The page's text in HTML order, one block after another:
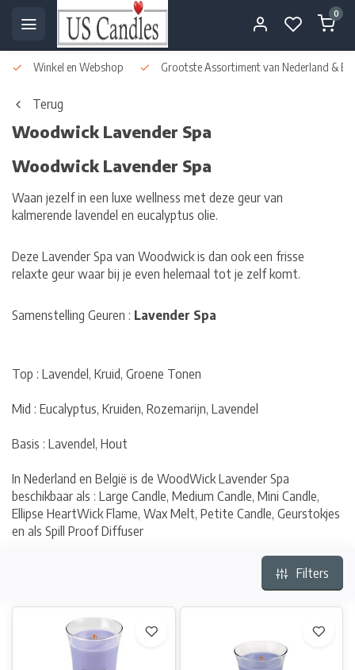
0
Winkel en Webshop Grootste Assortiment van Nederland &
Terug
Woodwick Lavender Spa
Woodwick Lavender Spa
Waan jezelf in een luxe wellness met deze geur van
kalmerende lavendel en eucalyptus olie.
Deze Lavender Spa van Woodwick is dan ook een frisse
relaxte geur waar bij je even helemaal tot je zelf komt.
Samenstelling Geuren : Lavender Spa
Top : Lavendel, Kruid, Groene Tonen
Mid : Eucalyptus, Kruiden, Rozemarijn, Lavendel
Basis : Lavendel, Hout
In Nederland en België is de WoodWick Lavender Spa
beschikbaar als : Large Candle, Medium Candle, Mini Candle,
Ellipse HeartWick Flame, Wax Melt, Petite Candle, Geurstokjes
en als Spill Proof Diffuser
Filters